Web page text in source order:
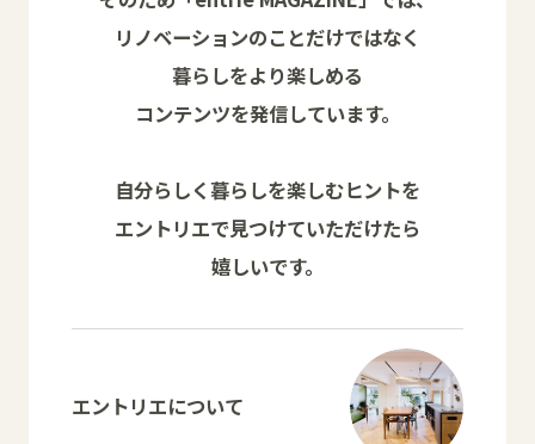
リノベーションのことだけではなく
暮らしをより楽しめる
コンテンツを発信しています。
自分らしく暮らしを楽しむヒントを
エントリエで見つけていただけたら
嬉しいです。
エントリエについて